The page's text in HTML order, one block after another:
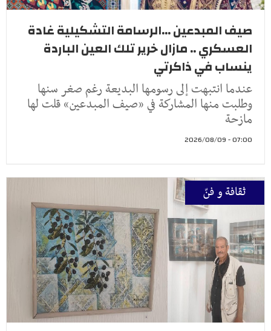
صيف المبدعين ...الرسامة التشكيلية غادة
العسكري .. مازال خرير تلك العين الباردة
ينساب في ذاكرتي
عندما انتبهت إلى رسومها البديعة رغم صغر سنها
وطلبت منها المشاركة في «صيف المبدعين» قلت لها
مازحة
07:00 - 2026/08/09
ثقافة و فنّ